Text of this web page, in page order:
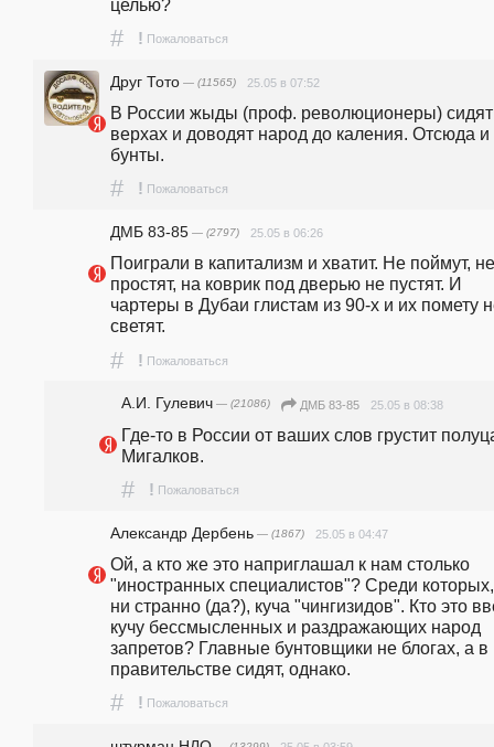
целью?
# ! Пожаловаться
Друг Тото — (11565) 25.05 в 07:52
В России жыды (проф. революционеры)
верхах и доводят народ до каления. Отсюда и
бунты.
# ! Пожаловаться
ДМБ 83-85 — (2797) 25.05 в 06:26
Поиграли в капитализм и хватит. Не поймут, не
простят, на коврик под дверью не пустят. И
чартеры в Дубаи глистам из 90-х и их помету
светят.
# ! Пожаловаться
А.И. Гулевич — (21086) ДМБ 83-85 25.05 в 08:38
Где-то в России от ваших слов грустит
Мигалков.
# ! Пожаловаться
Александр Дербень — (1867) 25.05 в 04:47
Ой, а кто же это наприглашал к нам столько
"иностранных специалистов"? Среди которых,
ни странно (да?), куча "чингизидов". Кто это
кучу бессмысленных и раздражающих народ
запретов? Главные бунтовщики не блогах, а в
правительстве сидят, однако.
# ! Пожаловаться